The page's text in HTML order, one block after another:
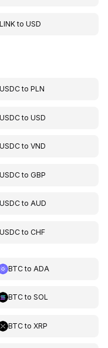
LINKtoUSD
USDCtoPLN
USDCtoUSD
USDCtoVND
USDCtoGBP
USDCtoAUD
USDCtoCHF
BTCto ADA
BTCto SOL
BTCto XRP